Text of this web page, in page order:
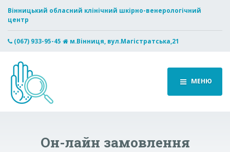
Вінницький обласний клінічний шкірно-венерологічний
центр
(067) 933-95-45 м.Вінниця, вул.Магістратська,21
МЕНЮ
Он-лайн замовлення